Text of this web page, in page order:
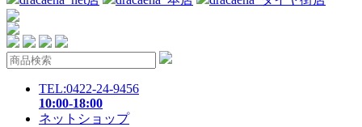
TEL:0422-24-9456
10:00-18:00
ネットショップ